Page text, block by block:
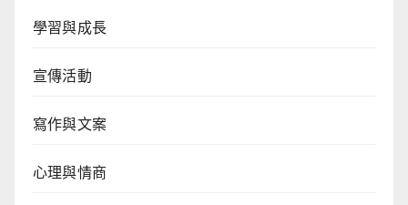
學習與成長
宣傳活動
寫作與文案
心理與情商